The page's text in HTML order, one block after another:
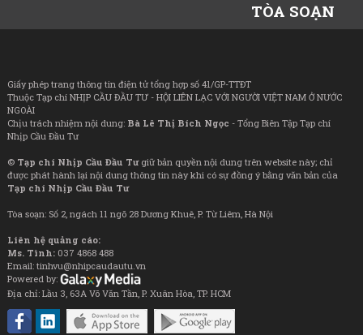
TÒA SOẠN
Giấy phép trang thông tin điện tử tổng hợp số 41/GP-TTĐT
Thuộc Tạp chí NHỊP CẦU ĐẦU TƯ - HỘI LIÊN LẠC VỚI NGƯỜI VIỆT NAM Ở NƯỚC
NGOÀI
Chịu trách nhiệm nội dung: Bà Lê Thị Bích Ngọc - Tổng Biên Tập Tạp chí
Nhịp Cầu Đầu Tư
© Tạp chí Nhịp Cầu Đầu Tưgiữ bản quyền nội dung trên website này; chỉ
được phát hành lại nội dung thông tin này khi có sự đồng ý bằng văn bản của
Tạp chí Nhịp Cầu Đầu Tư
Tòa soạn: Số 2, ngách 11 ngõ 28 Dương Khuê, P. Từ Liêm, Hà Nội
Liên hệ quảng cáo:
Ms. Tình: 037 4868 488
Email: tinhvu@nhipcaudautu.vn
Powered by:
Địa chỉ: Lầu 3, 63A Võ Văn Tần, P. Xuân Hòa, TP. HCM